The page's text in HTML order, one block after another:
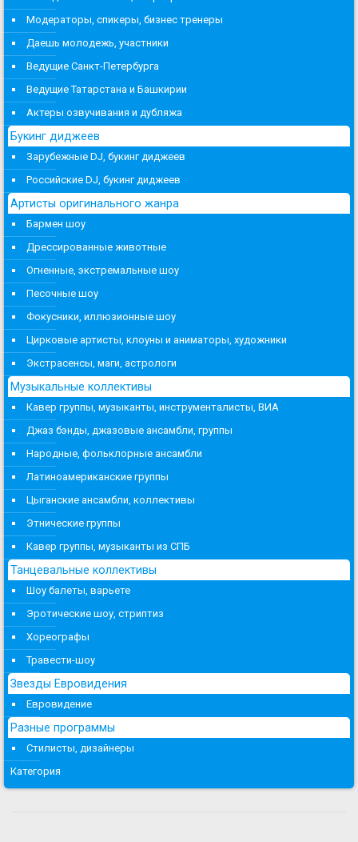
Модераторы, спикеры, бизнес тренеры
Даешь молодежь, участники
Ведущие Санкт-Петербурга
Ведущие Татарстана и Башкирии
Актеры озвучивания и дубляжа
Букинг диджеев
Зарубежные DJ, букинг диджеев
Российские DJ, букинг диджеев
Артисты оригинального жанра
Бармен шоу
Дрессированные животные
Огненные, экстремальные шоу
Песочные шоу
Фокусники, иллюзионные шоу
Цирковые артисты, клоуны и аниматоры, художники
Экстрасенсы, маги, астрологи
Музыкальные коллективы
Кавер группы, музыканты, инструменталисты, ВИА
Джаз бэнды, джазовые ансамбли, группы
Народные, фольклорные ансамбли
Латиноамериканские группы
Цыганские ансамбли, коллективы
Этнические группы
Кавер группы, музыканты из СПБ
Танцевальные коллективы
Шоу балеты, варьете
Эротические шоу, стриптиз
Хореографы
Травести-шоу
Звезды Евровидения
Евровидение
Разные программы
Стилисты, дизайнеры
Категория